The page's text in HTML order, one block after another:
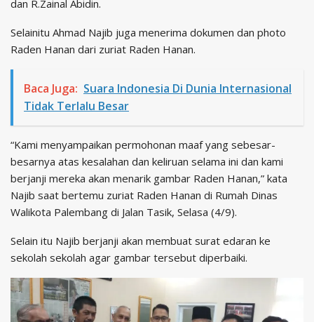
dan R.Zainal Abidin.
Selainitu Ahmad Najib juga menerima dokumen dan photo
Raden Hanan dari zuriat Raden Hanan.
Baca Juga: Suara Indonesia Di Dunia Internasional
Tidak Terlalu Besar
“Kami menyampaikan permohonan maaf yang sebesar-
besarnya atas kesalahan dan keliruan selama ini dan kami
berjanji mereka akan menarik gambar Raden Hanan,” kata
Najib saat bertemu zuriat Raden Hanan di Rumah Dinas
Walikota Palembang di Jalan Tasik, Selasa (4/9).
Selain itu Najib berjanji akan membuat surat edaran ke
sekolah sekolah agar gambar tersebut diperbaiki.